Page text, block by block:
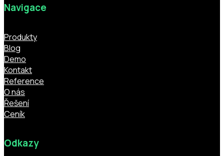
Navigace
Produkty
Blog
Demo
Kontakt
Reference
O nás
Řešení
Ceník
Odkazy